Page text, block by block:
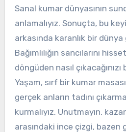
Sanal kumar dünyasının
anlamalıyız. Sonuçta, bu
arkasında karanlık bir
Bağımlılığın sancılarını
döngüden nasıl
Yaşam, sırf bir kumar
gerçek anların tadını
kurmalıyız. Unutmayın,
arasındaki ince çizgi, bazen